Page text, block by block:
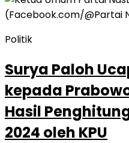
Politik
Surya Paloh
kepada
Hasil
2024 oleh KPU